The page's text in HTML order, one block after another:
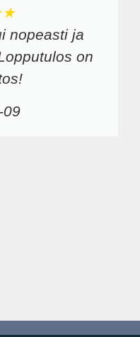
nopeasti ja
on
09